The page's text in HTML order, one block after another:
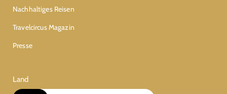
Nachhaltiges Reisen
Travelcircus Magazin
Presse
Land